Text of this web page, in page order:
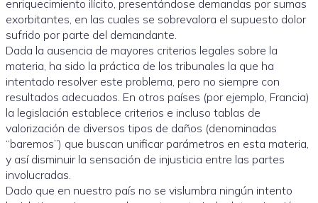
enriquecimiento ilícito, presentándose demandas por sumas
exorbitantes, en las cuales se sobrevalora el supuesto dolor
sufrido por parte del demandante.
Dada la ausencia de mayores criterios legales sobre la
materia, ha sido la práctica de los tribunales la que ha
intentado resolver este problema, pero no siempre con
resultados adecuados. En otros países (por ejemplo, Francia)
la legislación establece criterios e incluso tablas de
valorización de diversos tipos de daños (denominadas
“baremos”) que buscan unificar parámetros en esta materia,
y así disminuir la sensación de injusticia entre las partes
involucradas.
Dado que en nuestro país no se vislumbra ningún intento